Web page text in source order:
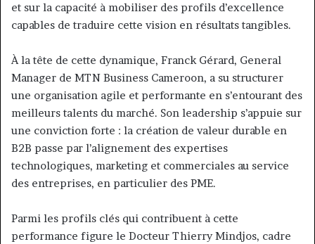
et sur la capacité à mobiliser des profils d’excellence
capables de traduire cette vision en résultats tangibles.
À la tête de cette dynamique, Franck Gérard, General
Manager de MTN Business Cameroon, a su structurer
une organisation agile et performante en s’entourant des
meilleurs talents du marché. Son leadership s’appuie sur
une conviction forte : la création de valeur durable en
B2B passe par l’alignement des expertises
technologiques, marketing et commerciales au service
des entreprises, en particulier des PME.
Parmi les profils clés qui contribuent à cette
performance figure le Docteur Thierry Mindjos, cadre